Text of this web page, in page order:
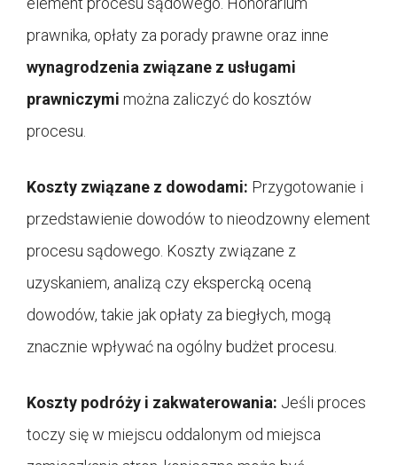
prawnika, opłaty za porady prawne oraz inne
wynagrodzenia związane z usługami
prawniczymi można zaliczyć do kosztów
procesu.
Koszty związane z dowodami: Przygotowanie i
przedstawienie dowodów to nieodzowny element
procesu sądowego. Koszty związane z
uzyskaniem, analizą czy ekspercką oceną
dowodów, takie jak opłaty za biegłych, mogą
znacznie wpływać na ogólny budżet procesu.
Koszty podróży i zakwaterowania: Jeśli proces
toczy się w miejscu oddalonym od miejsca